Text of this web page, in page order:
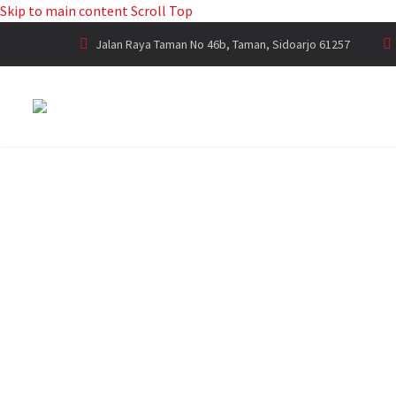
Skip to main contentScroll Top
Jalan Raya Taman No 46b, Taman, Sidoarjo 61257